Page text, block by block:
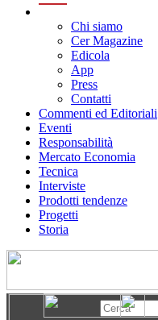
Chi siamo
Cer Magazine
Edicola
App
Press
Contatti
Commenti ed Editoriali
Eventi
Responsabilità
Mercato Economia
Tecnica
Interviste
Prodotti tendenze
Progetti
Storia